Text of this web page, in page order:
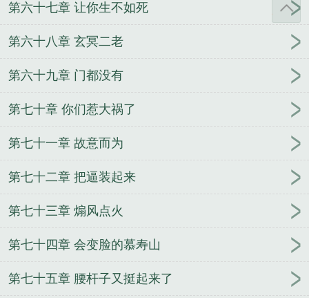
第六十七章 让你生不如死
第六十八章 玄冥二老
第六十九章 门都没有
第七十章 你们惹大祸了
第七十一章 故意而为
第七十二章 把逼装起来
第七十三章 煽风点火
第七十四章 会变脸的慕寿山
第七十五章 腰杆子又挺起来了